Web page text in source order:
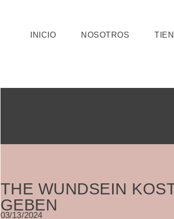
INICIO NOSOTROS
03/13/2024
THE WUNDSEIN
GEBEN